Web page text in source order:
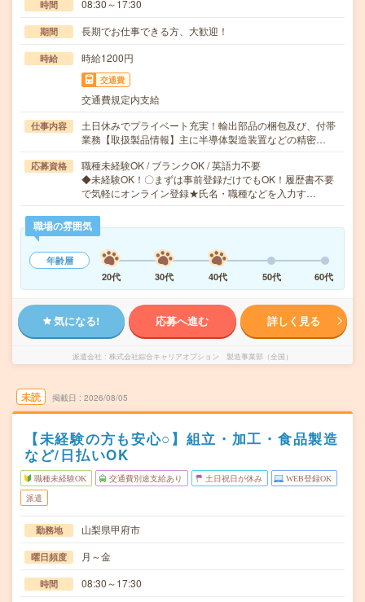
時間 08:30～17:30
期間 長期でお仕事できる方、大歓迎！
時給 時給1200円
交通費
交通費規定内支給
仕事内容
土日休みでプライベート充実！輸出部品の梱包及び、付帯
業務【取扱製品情報】主に半導体製造装置などの精密…
応募資格
職種未経験OK / ブランクOK / 英語力不要
◆未経験OK！〇まずは事前登録だけでもOK！履歴書不要
で気軽にオンライン登録★氏名・職種などを入力す…
職場の雰囲気
年齢層
20代
30代 40代 50代 60代
気になる! 応募へ進む 詳しく見る
派遣会社 株式会社綜合キャリアオプション 製造事業部（全国）
未読 掲載日 2026/08/05
【未経験の方も安心○】組立・加工・食品製造
など/日払いOK
職種未経験OK 交通費別途支給あり 土日祝日が休み WEB登録OK
派遣
勤務地 山梨県甲府市
曜日頻度 月～金
時間 08:30～17:30